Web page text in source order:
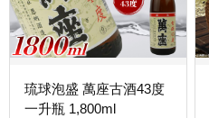
琉球泡盛 萬座古酒43度
一升瓶 1,800ml